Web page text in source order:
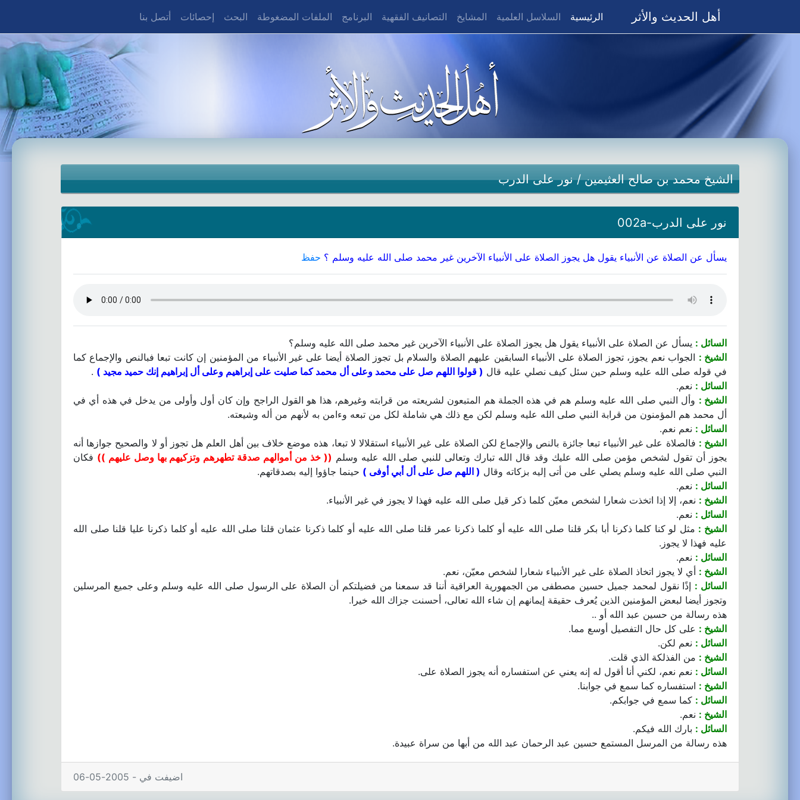
أهل الحديث والأثر الرئيسية السلاسل العلمية المشايخ التصانيف الفقهية البرنامج الملفات المضغوطة البحث إحصائات أتصل بنا
الشيخ محمد بن صالح العثيمين/نور على الدرب
نور على الدرب-002a
يسأل عن الصلاة عن الأنبياء يقول هل يجوز الصلاة على الأنبياء الآخرين غير محمد صلى الله عليه وسلم ؟ حفظ
السائل : يسأل عن الصلاة على الأنبياء يقول هل يجوز الصلاة على الأنبياء الآخرين غير محمد صلى الله عليه وسلم؟
الشيخ : الجواب نعم يجوز، تجوز الصلاة على الأنبياء السابقين عليهم الصلاة والسلام بل تجوز الصلاة أيضا على غير الأنبياء من المؤمنين إن كانت تبعا فبالنص والإجماع كما
في قوله صلى الله عليه وسلم حين سئل كيف نصلي عليه قال ( قولوا اللهم صل على محمد وعلى أل محمد كما صليت على إبراهيم وعلى أل إبراهيم إنك حميد مجيد ) .
السائل : نعم.
الشيخ : وأل النبي صلى الله عليه وسلم هم في هذه الجملة هم المتبعون لشريعته من قرابته وغيرهم، هذا هو القول الراجح وإن كان أول وأولى من يدخل في هذه أي في
أل محمد هم المؤمنون من قرابة النبي صلى الله عليه وسلم لكن مع ذلك هي شاملة لكل من تبعه وءامن به لأنهم من أله وشيعته.
السائل : نعم نعم.
الشيخ : فالصلاة على غير الأنبياء تبعا جائزة بالنص والإجماع لكن الصلاة على غير الأنبياء استقلالا لا تبعا، هذه موضع خلاف بين أهل العلم هل تجوز أو لا والصحيح جوازها أنه
يجوز أن تقول لشخص مؤمن صلى الله عليك وقد قال الله تبارك وتعالى للنبي صلى الله عليه وسلم (( خذ من أموالهم صدقة تطهرهم وتزكيهم بها وصل عليهم )) فكان
النبي صلى الله عليه وسلم يصلي على من أتى إليه بزكاته وقال ( اللهم صل على أل أبي أوفى ) حينما جاؤوا إليه بصدقاتهم.
السائل : نعم.
الشيخ : نعم، إلا إذا اتخذت شعارا لشخص معيّن كلما ذكر قيل صلى الله عليه فهذا لا يجوز في غير الأنبياء.
السائل : نعم.
الشيخ : مثل لو كنا كلما ذكرنا أبا بكر قلنا صلى الله عليه أو كلما ذكرنا عمر قلنا صلى الله عليه أو كلما ذكرنا عثمان قلنا صلى الله عليه أو كلما ذكرنا عليا قلنا صلى الله
عليه فهذا لا يجوز.
السائل : نعم.
الشيخ : أي لا يجوز اتخاذ الصلاة على غير الأنبياء شعارا لشخص معيّن، نعم.
السائل : إذًا نقول لمحمد جميل حسين مصطفى من الجمهورية العراقية أننا قد سمعنا من فضيلتكم أن الصلاة على الرسول صلى الله عليه وسلم وعلى جميع المرسلين
وتجوز أيضا لبعض المؤمنين الذين يُعرف حقيقة إيمانهم إن شاء الله تعالى، أحسنت جزاك الله خيرا.
هذه رسالة من حسين عبد الله أو ..
الشيخ : على كل حال التفصيل أوسع مما.
السائل : نعم لكن.
الشيخ : من الفذلكة الذي قلت.
السائل : نعم نعم، لكني أنا أقول له إنه يعني عن استفساره أنه يجوز الصلاة على.
الشيخ : استفساره كما سمع في جوابنا.
السائل : كما سمع في جوابكم.
الشيخ : نعم.
السائل : بارك الله فيكم.
هذه رسالة من المرسل المستمع حسين عبد الرحمان عبد الله من أبها من سراة عبيدة.
اضيفت في - 2005-05-06